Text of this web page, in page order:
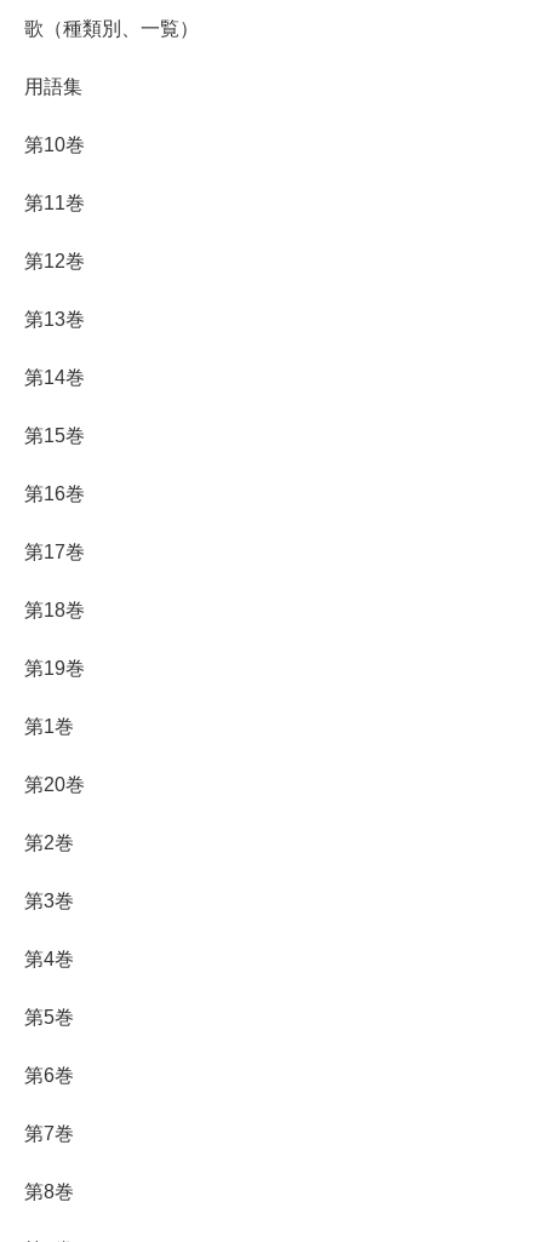
歌（種類別、一覧）
用語集
第10巻
第11巻
第12巻
第13巻
第14巻
第15巻
第16巻
第17巻
第18巻
第19巻
第1巻
第20巻
第2巻
第3巻
第4巻
第5巻
第6巻
第7巻
第8巻